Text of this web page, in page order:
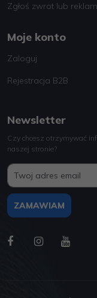
Zgłoś zwrot lub
Moje konto
Zaloguj
Rejestracja B2B
Newsletter
Czy chcesz otrzymywać
naszej stronie?